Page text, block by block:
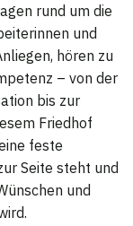
rund um die
und
hören zu
– von der
bis zur
Friedhof
feste
Seite steht und
und